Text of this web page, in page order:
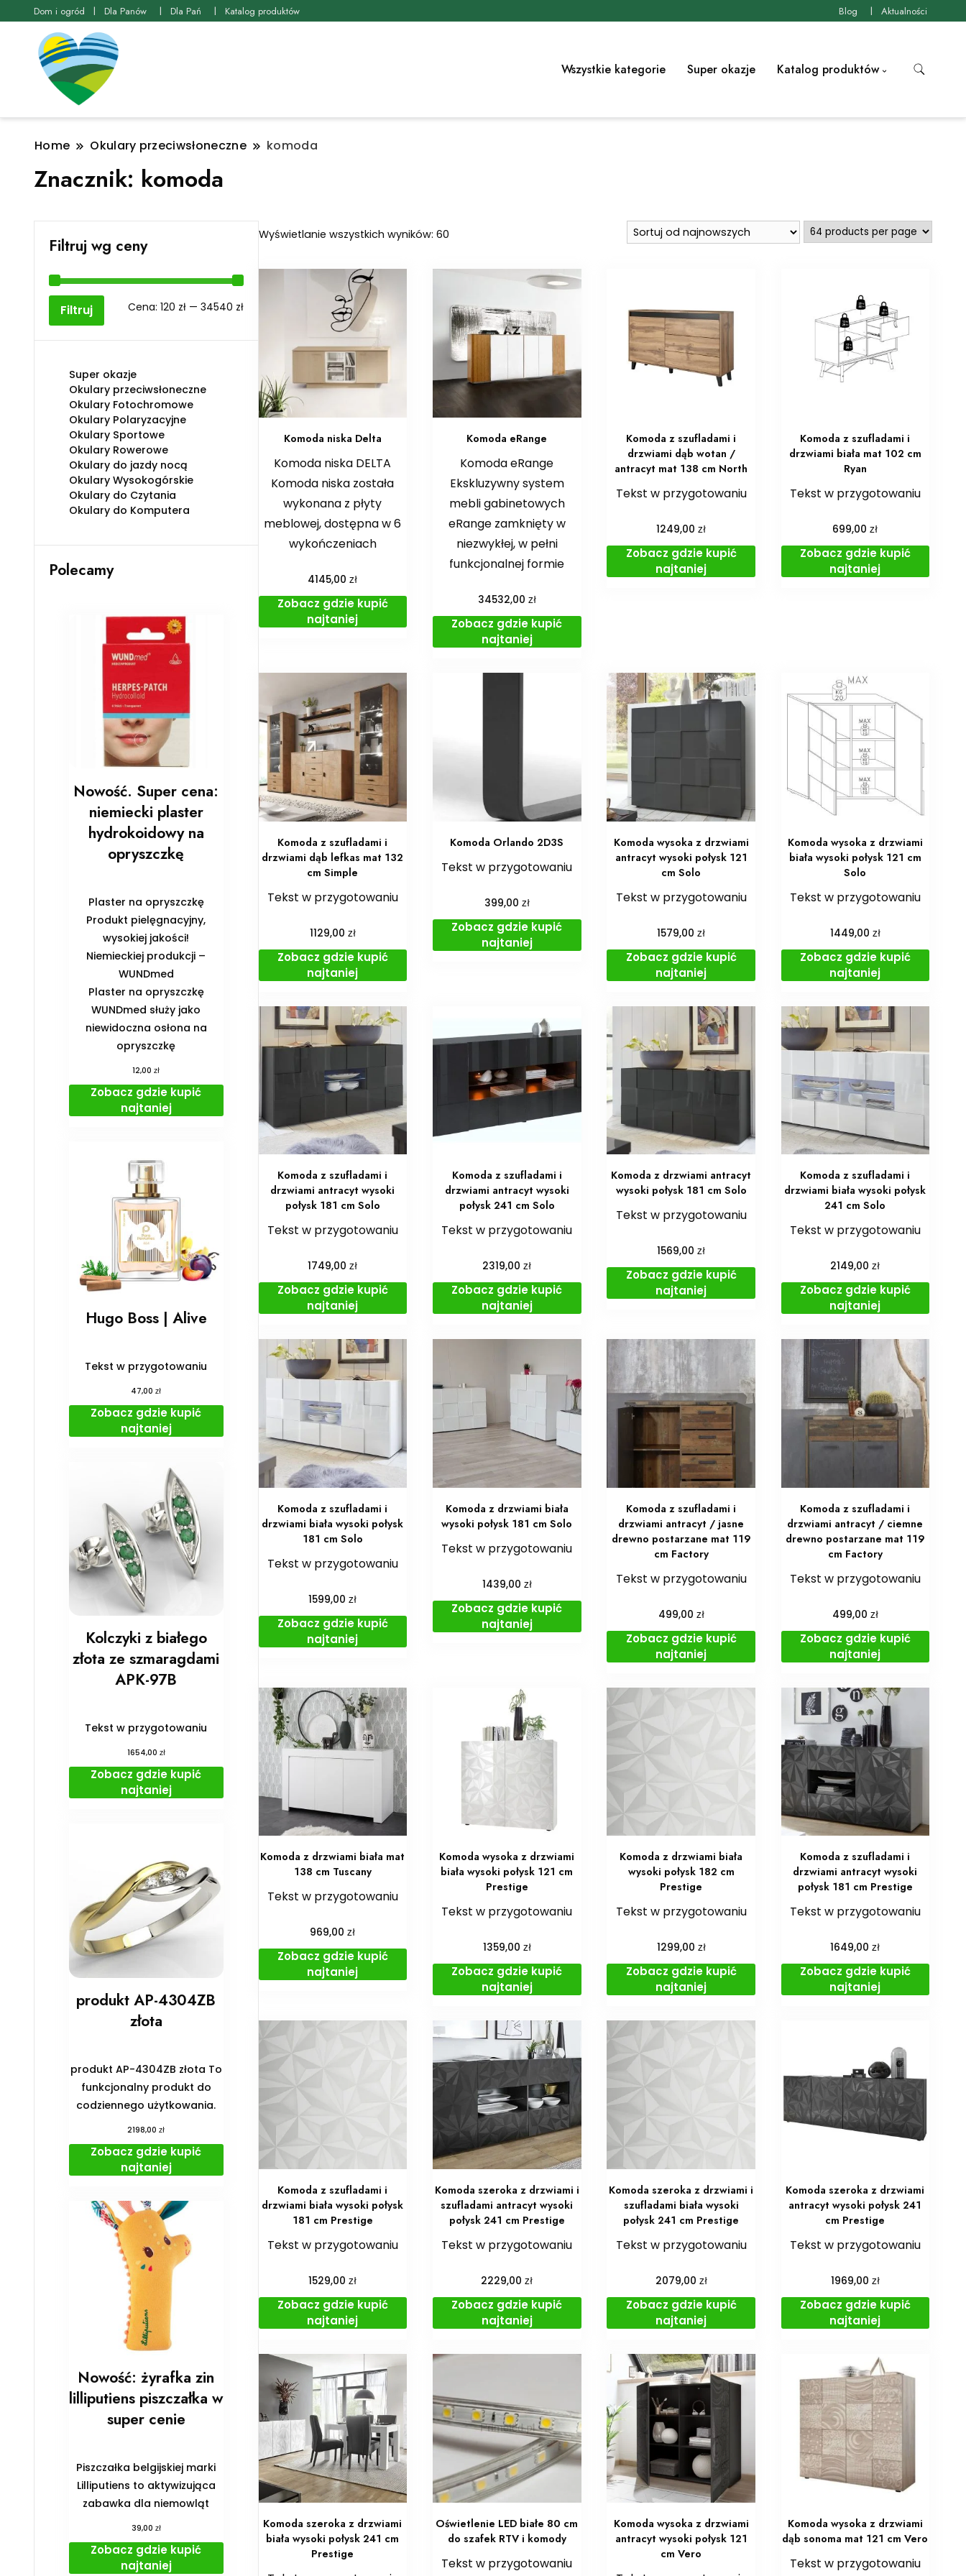
Dom i ogród Dla Panów Dla Pań Katalog produktów Blog Aktualności
Wszystkie kategorie Super okazje Katalog produktów
Home Okulary przeciwsłoneczne komoda
Znacznik: komoda
Wyświetlanie wszystkich wyników: 60Posortowane
najnowszych
Komoda niska Delta
Komoda niska DELTA
Komoda niska została
wykonana z płyty
meblowej, dostępna w 6
wykończeniach
4145,00zł
Zobacz gdzie kupić
najtaniej
Komoda eRange
Komoda eRange
Ekskluzywny system
mebli gabinetowych
eRange zamknięty w
niezwykłej, w pełni
funkcjonalnej formie
34532,00 zł
Zobacz gdzie kupić
najtaniej
Komoda z szufladami i
drzwiami dąb wotan /
antracyt mat 138 cm North
Tekst w przygotowaniu
1249,00zł
Zobacz gdzie kupić
najtaniej
Komoda z szufladami i
drzwiami biała mat 102 cm
Ryan
Tekst w przygotowaniu
699,00zł
Zobacz gdzie kupić
najtaniej
Komoda z szufladami i
drzwiami dąb lefkas mat 132
cm Simple
Tekst w przygotowaniu
1129,00 zł
Zobacz gdzie kupić
najtaniej
Komoda Orlando 2D3S
Tekst w przygotowaniu
399,00 zł
Zobacz gdzie kupić
najtaniej
Komoda wysoka z drzwiami
antracyt wysoki połysk 121
cm Solo
Tekst w przygotowaniu
1579,00zł
Zobacz gdzie kupić
najtaniej
Komoda wysoka z drzwiami
biała wysoki połysk 121 cm
Solo
Tekst w przygotowaniu
1449,00 zł
Zobacz gdzie kupić
najtaniej
Komoda z szufladami i
drzwiami antracyt wysoki
połysk 181 cm Solo
Tekst w przygotowaniu
1749,00zł
Zobacz gdzie kupić
najtaniej
Komoda z szufladami i
drzwiami antracyt wysoki
połysk 241 cm Solo
Tekst w przygotowaniu
2319,00zł
Zobacz gdzie kupić
najtaniej
Komoda z drzwiami antracyt
wysoki połysk 181 cm Solo
Tekst w przygotowaniu
1569,00zł
Zobacz gdzie kupić
najtaniej
Komoda z szufladami i
drzwiami biała wysoki połysk
241 cm Solo
Tekst w przygotowaniu
2149,00zł
Zobacz gdzie kupić
najtaniej
Komoda z szufladami i
drzwiami biała wysoki połysk
181 cm Solo
Tekst w przygotowaniu
1599,00zł
Zobacz gdzie kupić
najtaniej
Komoda z drzwiami biała
wysoki połysk 181 cm Solo
Tekst w przygotowaniu
1439,00 zł
Zobacz gdzie kupić
najtaniej
Komoda z szufladami i
drzwiami antracyt / jasne
drewno postarzane mat 119
cm Factory
Tekst w przygotowaniu
499,00 zł
Zobacz gdzie kupić
najtaniej
Komoda z szufladami i
drzwiami antracyt / ciemne
drewno postarzane mat 119
cm Factory
Tekst w przygotowaniu
499,00 zł
Zobacz gdzie kupić
najtaniej
Komoda z drzwiami biała mat
138 cm Tuscany
Tekst w przygotowaniu
969,00zł
Zobacz gdzie kupić
najtaniej
Komoda wysoka z drzwiami
biała wysoki połysk 121 cm
Prestige
Tekst w przygotowaniu
1359,00 zł
Zobacz gdzie kupić
najtaniej
Komoda z drzwiami biała
wysoki połysk 182 cm
Prestige
Tekst w przygotowaniu
1299,00 zł
Zobacz gdzie kupić
najtaniej
Komoda z szufladami i
drzwiami antracyt wysoki
połysk 181 cm Prestige
Tekst w przygotowaniu
1649,00zł
Zobacz gdzie kupić
najtaniej
Komoda z szufladami i
drzwiami biała wysoki połysk
181 cm Prestige
Tekst w przygotowaniu
1529,00zł
Zobacz gdzie kupić
najtaniej
Komoda szeroka z drzwiami i
szufladami antracyt wysoki
połysk 241 cm Prestige
Tekst w przygotowaniu
2229,00zł
Zobacz gdzie kupić
najtaniej
Komoda szeroka z drzwiami i
szufladami biała wysoki
połysk 241 cm Prestige
Tekst w przygotowaniu
2079,00 zł
Zobacz gdzie kupić
najtaniej
Komoda szeroka z drzwiami
antracyt wysoki połysk 241
cm Prestige
Tekst w przygotowaniu
1969,00 zł
Zobacz gdzie kupić
najtaniej
Komoda szeroka z drzwiami
biała wysoki połysk 241 cm
Prestige
Oświetlenie LED białe 80 cm
do szafek RTV i komody
Tekst w przygotowaniu
Komoda wysoka z drzwiami
antracyt wysoki połysk 121
cm Vero
Komoda wysoka z drzwiami
dąb sonoma mat 121 cm Vero
Tekst w przygotowaniu
Filtruj wg ceny
Cena
Cena
Filtruj Cena: 120 zł— 34540 zł
Super okazje
Okulary przeciwsłoneczne
Okulary Fotochromowe
Okulary Polaryzacyjne
Okulary Sportowe
Okulary Rowerowe
Okulary do jazdy nocą
Okulary Wysokogórskie
Okulary do Czytania
Okulary do Komputera
Polecamy
Nowość. Super cena:
niemiecki plaster
hydrokoidowy na
opryszczkę
Plaster na opryszczkę
Produkt pielęgnacyjny,
wysokiej jakości!
Niemieckiej produkcji –
WUNDmed
Plaster na opryszczkę
WUNDmed służy jako
niewidoczna osłona na
opryszczkę
12,00zł
Zobacz gdzie kupić
najtaniej
Hugo Boss | Alive
Tekst w przygotowaniu
47,00zł
Zobacz gdzie kupić
najtaniej
Kolczyki z białego
złota ze szmaragdami
APK-97B
Tekst w przygotowaniu
1654,00 zł
Zobacz gdzie kupić
najtaniej
produkt AP-4304ZB
złota
produkt AP-4304ZB złota To
funkcjonalny produkt do
codziennego użytkowania.
2198,00zł
Zobacz gdzie kupić
najtaniej
Nowość: żyrafka zin
lilliputiens piszczałka w
super cenie
Piszczałka belgijskiej marki
Lilliputiens to aktywizująca
zabawka dla niemowląt
39,00 zł
Zobacz gdzie kupić
najtaniej